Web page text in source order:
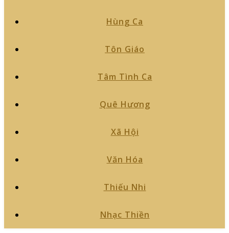
Hùng Ca
Tôn Giáo
Tâm Tình Ca
Quê Hương
Xã Hội
Văn Hóa
Thiếu Nhi
Nhạc Thiền